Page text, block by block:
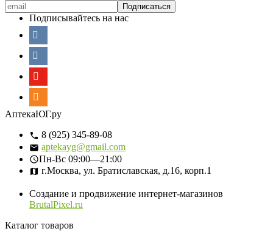
Подписывайтесь на нас
АптекаЮГ.ру
8 (925) 345-89-08
aptekayg@gmail.com
Пн-Вс 09:00—21:00
г.Москва, ул. Братиславская, д.16, корп.1
Создание и продвижение интернет-магазинов
BrutalPixel.ru
Каталог товаров